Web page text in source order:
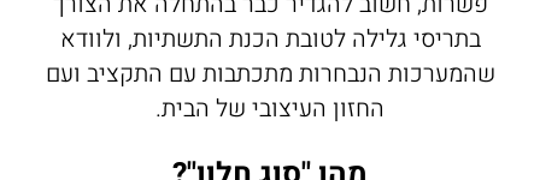
FRAME
FRAMELESS
פרוייקטים שונים
חלונות ציר
חלונות הזזה
התקשורת
בתריסי גלילה לטובת הכנת התשתיות, ולוודא
שהמערכות הנבחרות מתכתבות עם התקציב ועם
החזון העיצובי של הבית.